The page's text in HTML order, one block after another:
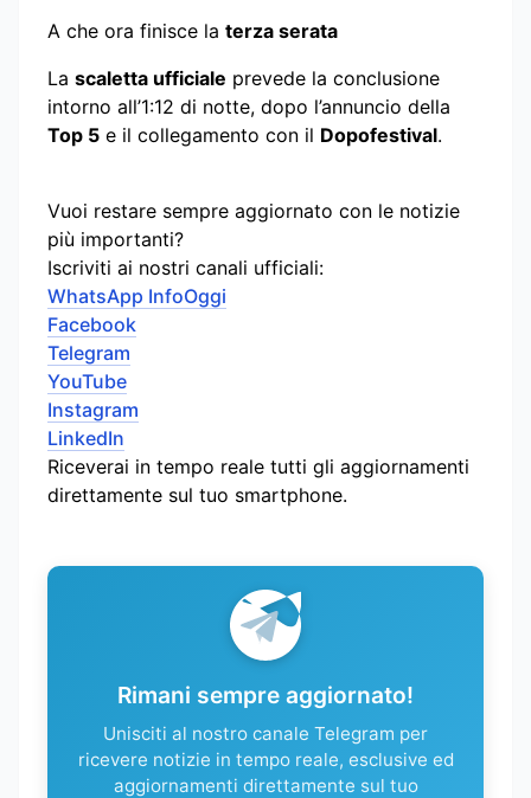
A che ora finisce la terza serata
La scaletta ufficiale prevede la conclusione
intorno all’1:12 di notte, dopo l’annuncio della
Top 5 e il collegamento con il Dopofestival.
Vuoi restare sempre aggiornato con le notizie
più importanti?
Iscriviti ai nostri canali ufficiali:
WhatsApp InfoOggi
Facebook
Telegram
YouTube
Instagram
LinkedIn
Riceverai in tempo reale tutti gli aggiornamenti
direttamente sul tuo smartphone.
Rimani sempre aggiornato!
Unisciti al nostro canale Telegram per
ricevere notizie in tempo reale, esclusive ed
aggiornamenti direttamente sul tuo